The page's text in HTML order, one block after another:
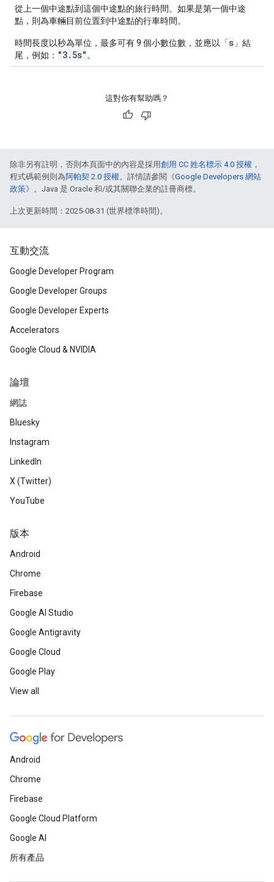
從上一個中途點到這個中途點的旅行時間。如果是第一個中途
點，則為車輛目前位置到中途點的行車時間。
時間長度以秒為單位，最多可有 9 個小數位數，並應以「s 」結
尾，例如： "3.5s" 。
這對你有幫助嗎？
除非另有註明，否則本頁面中的內容是採用創用 CC 姓名標示 4.0 授權 ，
程式碼範例則為阿帕契 2.0 授權。詳情請參閱《Google Developers 網站
政策》。Java 是 Oracle 和/或其關聯企業的註冊商標。
上次更新時間：2025-08-31 (世界標準時間)。
互動交流
Google Developer Program
Google Developer Groups
Google Developer Experts
Accelerators
Google Cloud & NVIDIA
論壇
網誌
Bluesky
Instagram
LinkedIn
X (Twitter)
YouTube
版本
Android
Chrome
Firebase
Google AI Studio
Google Antigravity
Google Cloud
Google Play
View all
Android
Chrome
Firebase
Google Cloud Platform
Google AI
所有產品